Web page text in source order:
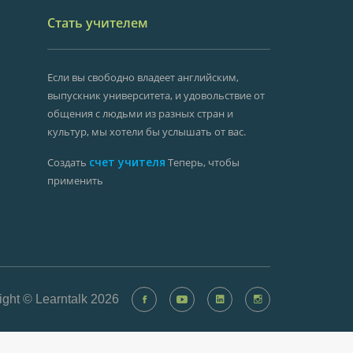
Стать учителем
Если вы свободно владеет английским,
выпускник университета, и удовольствие от
общения с людьми из разных стран и
культур, мы хотели бы услышать от вас.
Создать счет учителя Теперь, чтобы
применить
© Learntalk 2026